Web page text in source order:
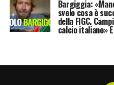
LA PLAYLIST DELLE
Bargiggia:
svelo cosa è
della FIGC.
calcio italiano»